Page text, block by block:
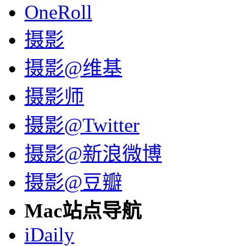
OneRoll
摄影
摄影@维基
摄影师
摄影@Twitter
摄影@新浪微博
摄影@豆瓣
Mac站点导航
iDaily